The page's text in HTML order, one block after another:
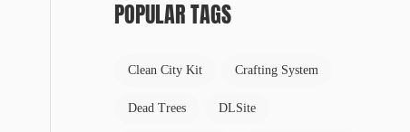
POPULAR TAGS
Clean City Kit Crafting System
Dead Trees DLSite